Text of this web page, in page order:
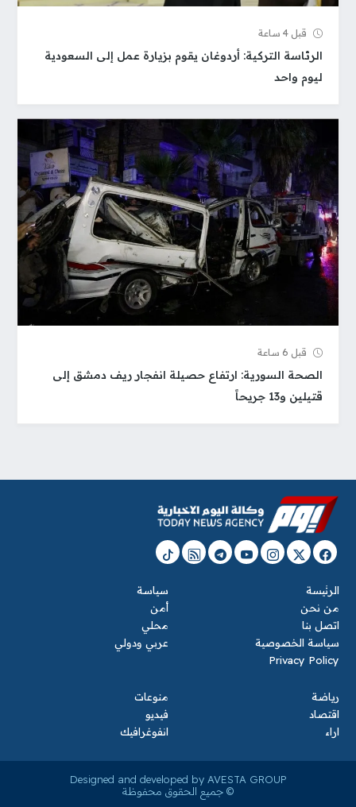
قبل 4 ساعة
الرئاسة التركية: أردوغان يقوم بزيارة عمل إلى السعودية
ليوم واحد
قبل 6 ساعة
الصحة السورية: ارتفاع حصيلة انفجار ريف دمشق إلى
قتيلين و13 جريحاً
الرئيسة
من نحن
اتصل بنا
سياسة الخصوصية
Privacy Policy
سياسة
أمن
محلي
عربي ودولي
رياضة
اقتصاد
اراء
منوعات
فيديو
انفوغرافيك
Designed and developed by AVESTA GROUP
© جميع الحقوق محفوظة